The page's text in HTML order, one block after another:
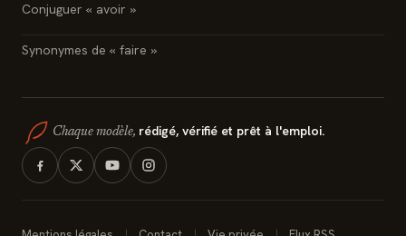
Conjuguer « avoir »
Synonymes de « faire »
Chaque modèle, rédigé, vérifié et prêt à l'emploi.